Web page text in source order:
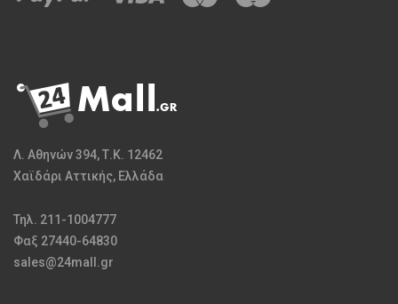
Λ. Αθηνών 394, Τ.Κ. 12462
Χαϊδάρι Αττικής, Ελλάδα
Τηλ. 211-1004777
Φαξ 27440-64830
sales@24mall.gr